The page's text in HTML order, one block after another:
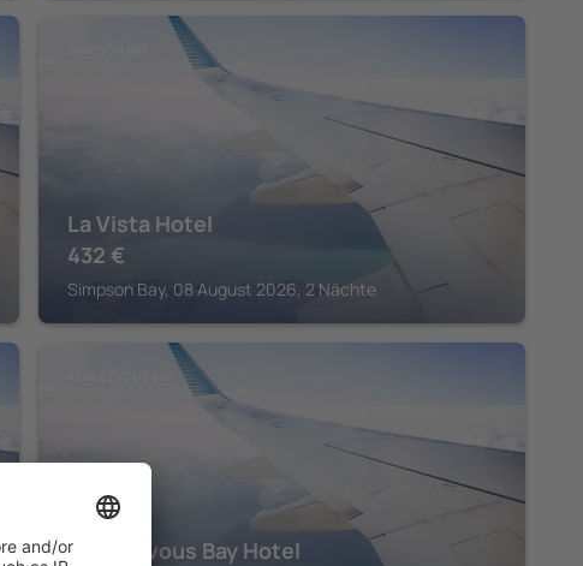
La Vista Hotel
432 €
Simpson Bay, 08 August 2026, 2 Nächte
Rendezvous Bay Hotel